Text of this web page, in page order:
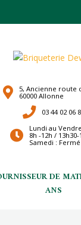
5, Ancienne route
60000 Allonne
03 44 02 06
Lundi au
8h -12h / 13h30-
Samedi : Fermé
DE
ANS